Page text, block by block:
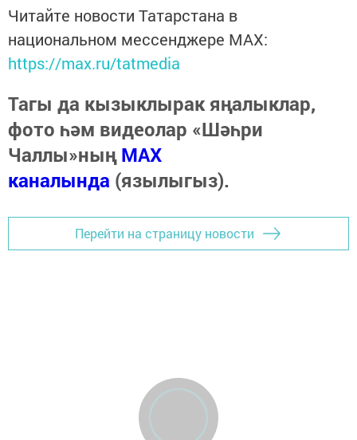
Читайте новости Татарстана в
национальном мессенджере MАХ:
https://max.ru/tatmedia
Тагы да кызыклырак яңалыклар,
фото һәм видеолар «Шәһри
Чаллы»ныңMAX
каналында (язылыгыз).
Перейти на страницу новости